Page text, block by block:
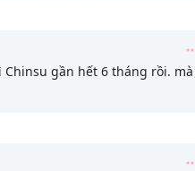
Chinsu gần hết 6 tháng rồi. mà